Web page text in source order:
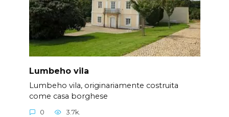
Lumbeho vila
Lumbeho vila, originariamente costruita
come casa borghese
0 3.7k.